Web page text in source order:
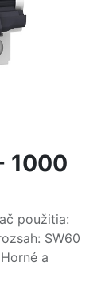
1000
použitia:
SW60
a